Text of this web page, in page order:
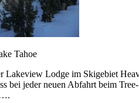
Tahoe
Lakeview Lodge im Skigebiet
bei jeder neuen Abfahrt beim